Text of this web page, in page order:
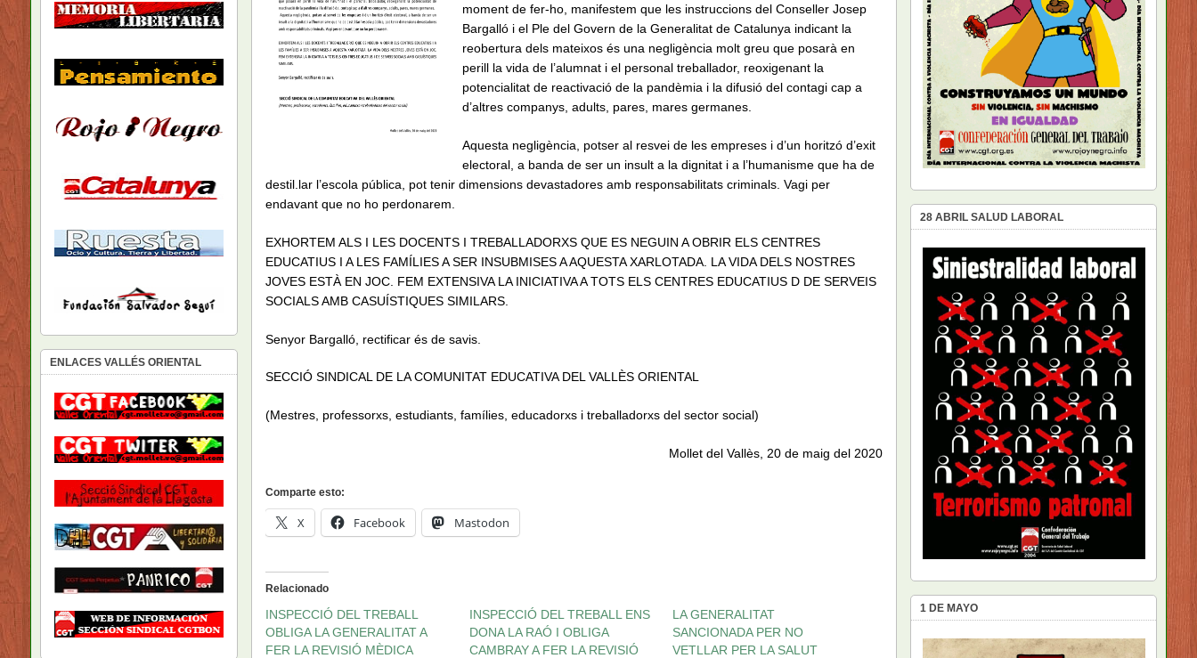
moment de fer-ho, manifestem que les instruccions del Conseller Josep
Bargalló i el Ple del Govern de la Generalitat de Catalunya indicant la
reobertura dels mateixos és una negligència molt greu que posarà en
perill la vida de l’alumnat i el personal treballador, reoxigenant la
potencialitat de reactivació de la pandèmia i la difusió del contagi cap a
d’altres companys, adults, pares, mares germanes.
Aquesta negligència, potser al resvei de les empreses i d’un horitzó d’exit
electoral, a banda de ser un insult a la dignitat i a l’humanisme que ha de
destil.lar l’escola pública, pot tenir dimensions devastadores amb responsabilitats criminals. Vagi per
endavant que no ho perdonarem.
EXHORTEM ALS I LES DOCENTS I TREBALLADORXS QUE ES NEGUIN A OBRIR ELS CENTRES
EDUCATIUS I A LES FAMÍLIES A SER INSUBMISES A AQUESTA XARLOTADA. LA VIDA DELS NOSTRES
JOVES ESTÀ EN JOC. FEM EXTENSIVA LA INICIATIVA A TOTS ELS CENTRES EDUCATIUS D DE SERVEIS
SOCIALS AMB CASUÍSTIQUES SIMILARS.
Senyor Bargalló, rectificar és de savis.
SECCIÓ SINDICAL DE LA COMUNITAT EDUCATIVA DEL VALLÈS ORIENTAL
(Mestres, professorxs, estudiants, famílies, educadorxs i treballadorxs del sector social)
Mollet del Vallès, 20 de maig del 2020
Comparte esto:
X Facebook Mastodon
Relacionado
INSPECCIÓ DEL TREBALL
OBLIGA LA GENERALITAT A
FER LA REVISIÓ MÈDICA
INSPECCIÓ DEL TREBALL ENS
DONA LA RAÓ I OBLIGA
CAMBRAY A FER LA REVISIÓ
LA GENERALITAT
SANCIONADA PER NO
VETLLAR PER LA SALUT
ENLACES VALLÉS ORIENTAL
28 ABRIL SALUD LABORAL
1 DE MAYO